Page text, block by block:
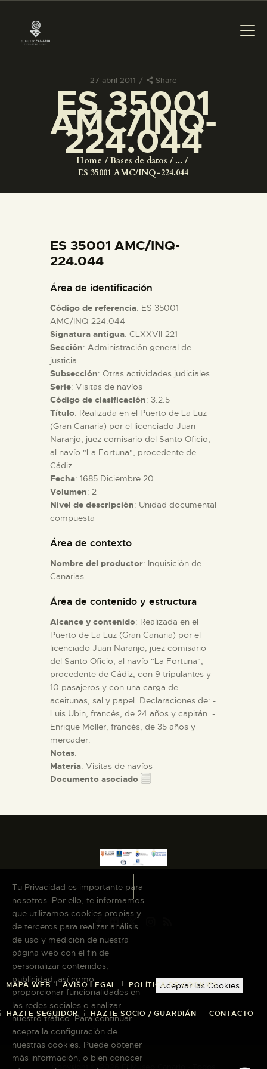
27 abril 2011 Share
ES 35001
AMC/INQ-
224.044
Home Bases de datos
...
ES 35001 AMC/INQ-224.044
PREPARAR LA VISITA
ACTIVIDADES
COLECCIONES
ESPAÑOL
PREPARAR LA VISITA
ACTIVIDADES
█
EL MUSEO
COLECCIONES
ESPAÑOL
ES 35001 AMC/INQ-
224.044
Área de identificación
Código de referencia: ES 35001
AMC/INQ-224.044
Signatura antigua: CLXXVII-221
Sección: Administración general de
justicia
Subsección: Otras actividades judiciales
Serie: Visitas de navíos
Código de clasificación: 3.2.5
Título: Realizada en el Puerto de La Luz
(Gran Canaria) por el licenciado Juan
Naranjo, juez comisario del Santo Oficio,
al navío "La Fortuna", procedente de
Cádiz.
Fecha: 1685.Diciembre.20
Volumen: 2
Nivel de descripción: Unidad documental
compuesta
Área de contexto
Nombre del productor: Inquisición de
Canarias
Área de contenido y estructura
Alcance y contenido: Realizada en el
Puerto de La Luz (Gran Canaria) por el
licenciado Juan Naranjo, juez comisario
del Santo Oficio, al navío "La Fortuna",
procedente de Cádiz, con 9 tripulantes y
10 pasajeros y con una carga de
aceitunas, sal y papel. Declaraciones de: -
Luis Ubin, francés, de 24 años y capitán. -
Enrique Moller, francés, de 35 años y
mercader.
Notas:
Materia: Visitas de navíos
Documento asociado
MAPA WEB AVISO LEGAL POLÍTICA DE COOKIES
HAZTE SEGUIDOR HAZTE SOCIO / GUARDIÁN CONTACTO
Copyright © 2026 El Museo Canario · Todos
Tu Privacidad es importante para
nosotros. Por ello, te informamos
que utilizamos cookies propias y
de terceros para realizar análisis
de uso y medición de nuestra
página web con el fin de
personalizar contenidos,
publicidad, así como
proporcionar funcionalidades en
las redes sociales o analizar
nuestro tráfico. Para continuar
acepta la configuración de
nuestras cookies. Puede obtener
más información, o bien conocer
Aceptar las Cookies